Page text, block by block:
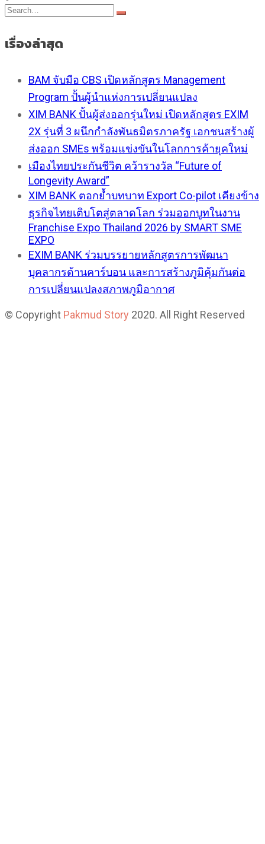
เรื่องล่าสุด
BAM จับมือ CBS เปิดหลักสูตร Management
Program ปั้นผู้นำแห่งการเปลี่ยนแปลง
XIM BANK ปั้นผู้ส่งออกรุ่นใหม่ เปิดหลักสูตร EXIM
2X รุ่นที่ 3 ผนึกกำลังพันธมิตรภาครัฐ เอกชนสร้างผู้
ส่งออก SMEs พร้อมแข่งขันในโลกการค้ายุคใหม่
เมืองไทยประกันชีวิต คว้ารางวัล “Future of
Longevity Award”
XIM BANK ตอกย้ำบทบาท Export Co-pilot เคียงข้าง
ธุรกิจไทยเติบโตสู่ตลาดโลก ร่วมออกบูทในงาน
Franchise Expo Thailand 2026 by SMART SME
EXPO
EXIM BANK ร่วมบรรยายหลักสูตรการพัฒนา
บุคลากรด้านคาร์บอน และการสร้างภูมิคุ้มกันต่อ
การเปลี่ยนแปลงสภาพภูมิอากาศ
© Copyright Pakmud Story 2020. All Right Reserved